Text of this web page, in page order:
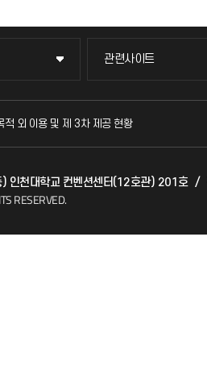
관련사이트
관련사이트
국방헬프콜
산학협력단
적 외 이용 및 제 3차 제공 현황
인천대학교 컨벤션센터(12호관) 201호 /
RESERVED.